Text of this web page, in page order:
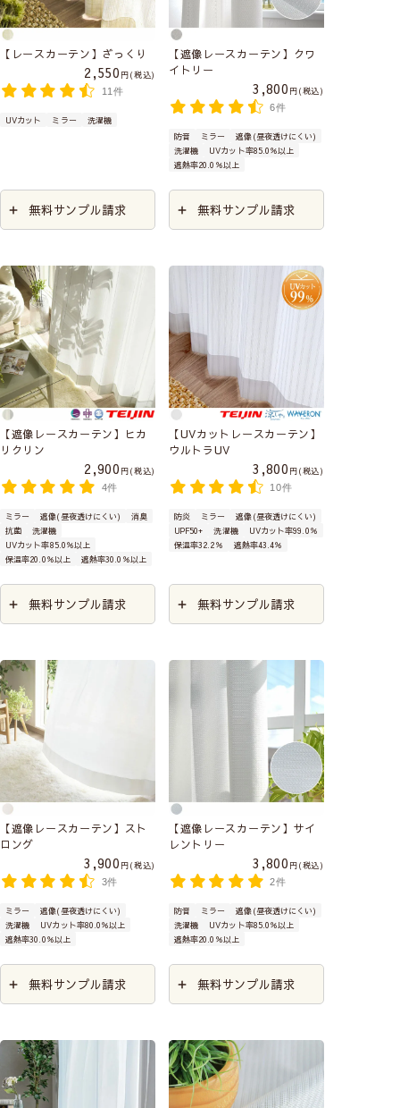
【レースカーテン】ざっくり
2,550
税込
11件
UVカット ミラー 洗濯機
無料サンプル請求
【遮像レースカーテン】クワ
イトリー
3,800
税込
6件
防音 ミラー
遮像(昼夜透けにくい)
洗濯機
UVカット率85.0％以上
遮熱率20.0％以上
無料サンプル請求
【遮像レースカーテン】ヒカ
リクリン
2,900
税込
4件
ミラー 遮像(昼夜透けにくい)
消臭
抗菌
洗濯機
UVカット率85.0％以上
保温率20.0％以上
遮熱率30.0％以上
無料サンプル請求
【UVカットレースカーテン】
ウルトラUV
3,800
税込
10件
防炎 ミラー
遮像(昼夜透けにくい)
UPF50+
洗濯機
UVカット率99.0％
保温率32.2％
遮熱率43.4％
無料サンプル請求
【遮像レースカーテン】スト
ロング
3,900
税込
3件
ミラー
遮像(昼夜透けにくい)
洗濯機
UVカット率80.0％以上
遮熱率30.0％以上
無料サンプル請求
【遮像レースカーテン】サイ
レントリー
3,800
税込
2件
防音 ミラー
遮像(昼夜透けにくい)
洗濯機
UVカット率85.0％以上
遮熱率20.0％以上
無料サンプル請求